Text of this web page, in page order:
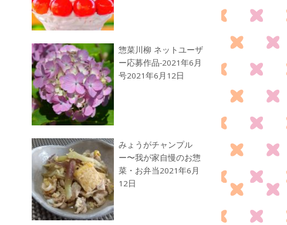
惣菜川柳 ネットユーザ
ー応募作品-2021年6月
号2021年6月12日
みょうがチャンプル
ー〜我が家自慢のお惣
菜・お弁当2021年6月
12日